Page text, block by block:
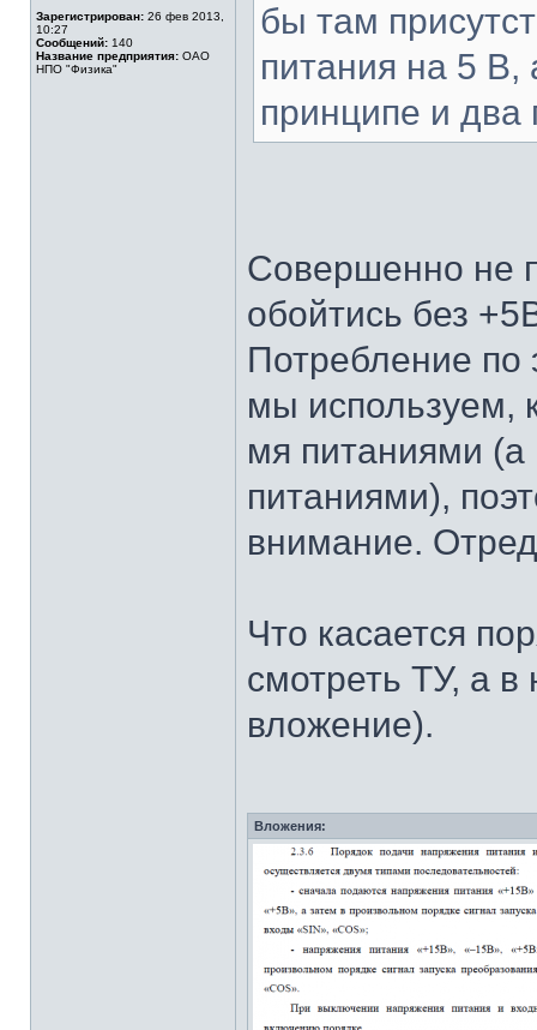
Зарегистрирован: 26 фев 2013,
10:27
Сообщений: 140
Название предприятия: ОАО
НПО "Физика"
бы там
питания на 5
принципе и два
Совершенно не
обойтись без
Потребление
мы используем,
мя питаниями (а
питаниями),
внимание.
Что касается
смотреть ТУ, а
вложение).
Вложения: